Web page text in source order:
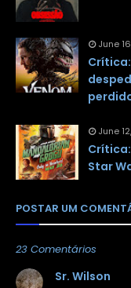
June
June
Star
POSTAR UM
23 Comentários
Sr. Wilson